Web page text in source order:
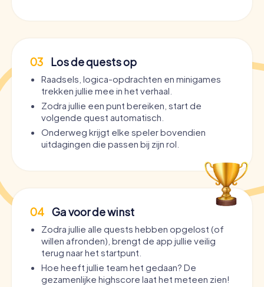
03 Los de quests op
Raadsels, logica-opdrachten en minigames
trekken jullie mee in het verhaal.
Zodra jullie een punt bereiken, start de
volgende quest automatisch.
Onderweg krijgt elke speler bovendien
uitdagingen die passen bij zijn rol.
04 Ga voor de winst
Zodra jullie alle quests hebben opgelost (of
willen afronden), brengt de app jullie veilig
terug naar het startpunt.
Hoe heeft jullie team het gedaan? De
gezamenlijke highscore laat het meteen zien!